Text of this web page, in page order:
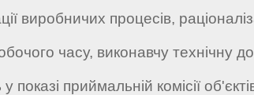
виробничих процесів,
часу, виконавчу технічну
приймальній комісії